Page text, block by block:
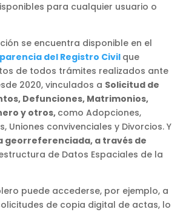
para cualquier usuario o
se encuentra disponible en el
del Registro Civil que
de todos trámites realizados ante
2020, vinculados a Solicitud de
Defunciones, Matrimonios,
y otros, como Adopciones,
Uniones convivenciales y Divorcios. Y
georreferenciada, a través de
de Datos Espaciales de la
puede accederse, por ejemplo, a
de copia digital de actas, lo